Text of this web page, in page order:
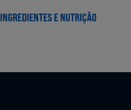
INGREDIENTES E NUTRIÇÃO